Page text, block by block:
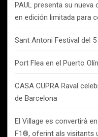
PAUL presenta su
en edición limitada para
Sant Antoni Festival del
Port Flea en el Puerto
CASA CUPRA Raval
de Barcelona
El Village es convertirà
F1®, oferint als visitants